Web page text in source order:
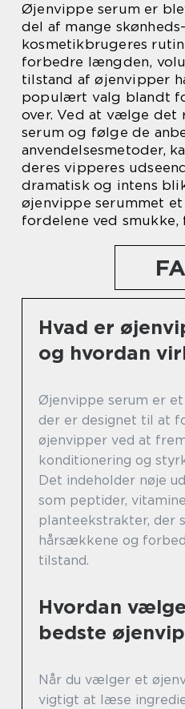
Øjenvippe serum er
del af mange
kosmetikbrugeres
forbedre længden,
tilstand af øjenvipper
populært valg blandt
over. Ved at vælge det
serum og følge de
anvendelsesmetoder,
deres vipperes
dramatisk og intens
øjenvippe serummet
fordelene ved
Hvad er
og hvordan
Øjenvippe serum er
der er designet til at
øjenvipper ved at
konditionering og
Det indeholder nøje
som peptider,
planteekstrakter, der
hårsækkene og
tilstand.
Hvordan
bedste
Når du vælger et
vigtigt at læse